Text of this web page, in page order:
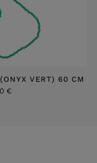
VERT) 60 CM
€